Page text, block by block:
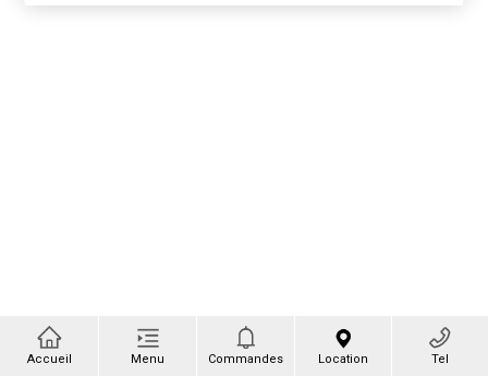
Accueil Menu Commandes Location Tel